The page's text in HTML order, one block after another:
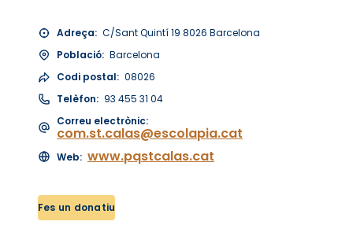
Adreça: C/Sant Quintí 19 8026 Barcelona
Població: Barcelona
Codi postal: 08026
Telèfon: 93 455 31 04
Correu electrònic:
com.st.calas@escolapia.cat
Web: www.pqstcalas.cat
Fes un donatiu